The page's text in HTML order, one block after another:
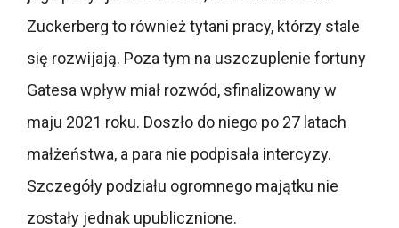
Zuckerberg to również tytani pracy, którzy stale
się rozwijają. Poza tym na uszczuplenie fortuny
Gatesa wpływ miał rozwód, sfinalizowany w
maju 2021 roku. Doszło do niego po 27 latach
małżeństwa, a para nie podpisała intercyzy.
Szczegóły podziału ogromnego majątku nie
zostały jednak upublicznione.